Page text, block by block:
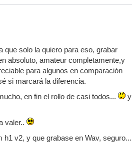
que solo la quiero para eso, grabar
absoluto, amateur completamente,y
para algunos en comparación
si marcará la diferencia.
en fin el rollo de casi todos...
y
valer..
v2, y que grabase en Wav, seguro...